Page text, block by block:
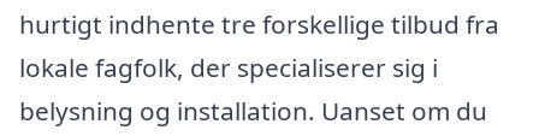
hurtigt indhente tre forskellige tilbud fra
lokale fagfolk, der specialiserer sig i
belysning og installation. Uanset om du